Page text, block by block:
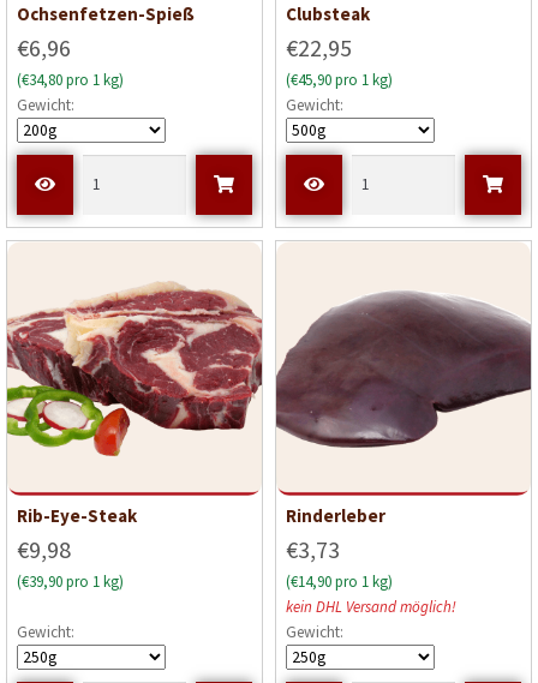
Ochsenfetzen-Spieß
€6,96
(€34,80 pro 1 kg)
Gewicht:
Clubsteak
€22,95
(€45,90 pro 1 kg)
Gewicht:
Rib-Eye-Steak
€9,98
(€39,90 pro 1 kg)
Gewicht:
Rinderleber
€3,73
(€14,90 pro 1 kg)
kein DHL Versand möglich!
Gewicht: